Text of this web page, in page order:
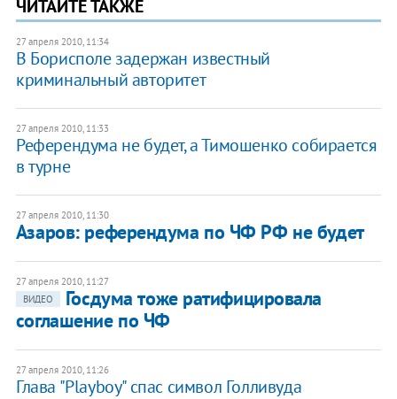
ЧИТАЙТЕ ТАКЖЕ
27 апреля 2010, 11:34
В Борисполе задержан известный
криминальный авторитет
27 апреля 2010, 11:33
Референдума не будет, а Тимошенко собирается
в турне
27 апреля 2010, 11:30
Азаров: референдума по ЧФ РФ не будет
27 апреля 2010, 11:27
ВИДЕО
Госдума тоже ратифицировала
соглашение по ЧФ
27 апреля 2010, 11:26
Глава "Playboy" спас символ Голливуда